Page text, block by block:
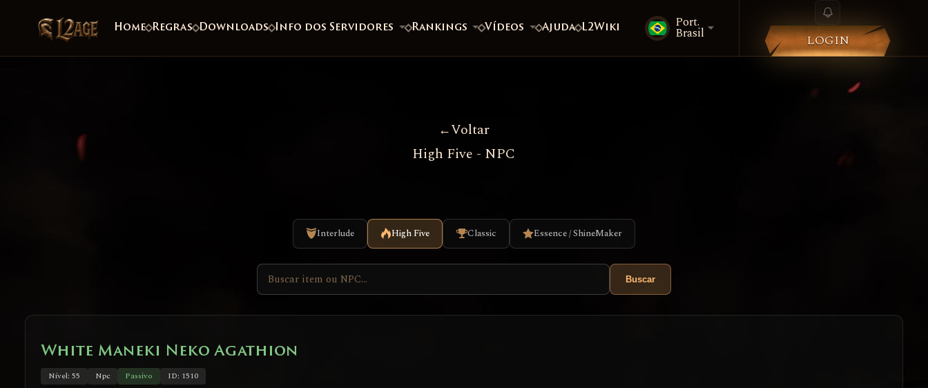
Home Regras Downloads Info dos Servidores Rankings Vídeos Ajuda L2Wiki Port.
Brasil LOGIN
Voltar
High Five - NPC
Interlude High Five Classic Essence / ShineMaker
Buscar
White Maneki Neko Agathion
Nível: 55 Npc Passivo ID: 1510